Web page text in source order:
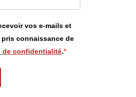
vos e-mails et
connaissance de
de confidentialité.